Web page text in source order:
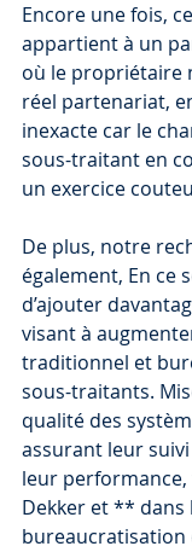
Encore une fois,
appartient à un
où le propriétaire
réel partenariat,
inexacte car le
sous-traitant en
un exercice
De plus, notre
également, En ce
d’ajouter
visant à
traditionnel et
sous-traitants.
qualité des
assurant leur
leur
Dekker et **
bureaucratisation